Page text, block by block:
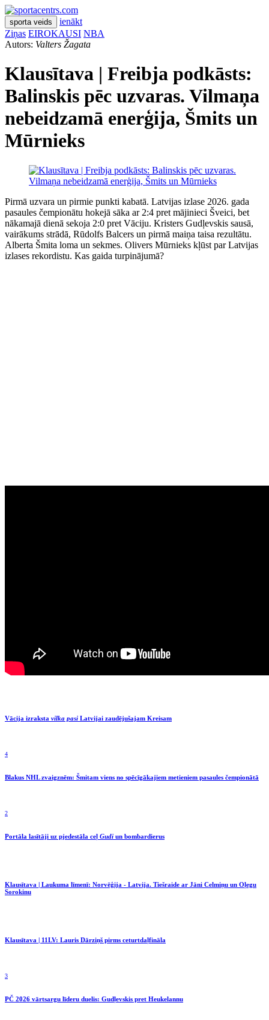
sporta veids
ienākt
Ziņas EIROKAUSI NBA
Autors: Valters Žagata
Klausītava | Freibja podkāsts:
Balinskis pēc uzvaras. Vilmaņa
nebeidzamā enerģija, Šmits un
Mūrnieks
Pirmā uzvara un pirmie punkti kabatā. Latvijas izlase 2026. gada
pasaules čempionātu hokejā sāka ar 2:4 pret mājinieci Šveici, bet
nākamajā dienā sekoja 2:0 pret Vāciju. Kristers Gudļevskis sausā,
vairākums strādā, Rūdolfs Balcers un pirmā maiņa taisa rezultātu.
Alberta Šmita loma un sekmes. Olivers Mūrnieks kļūst par Latvijas
izlases rekordistu. Kas gaida turpinājumā?
Vācija izraksta vilka pasi Latvijai zaudējušajam Kreisam
4
Blakus NHL zvaigznēm: Šmitam viens no spēcīgākajiem metieniem pasaules čempionātā
2
Portāla lasītāji uz pjedestāla ceļ Gudi un bombardierus
Klausītava | Laukuma līmenī: Norvēģija - Latvija. Tiešraide ar Jāni Celmiņu un Oļegu
Sorokinu
Klausītava | 11LV: Lauris Dārziņš pirms ceturtdaļfināla
3
PČ 2026 vārtsargu līderu duelis: Gudļevskis pret Heukelannu